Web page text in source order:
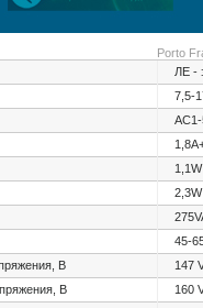
Porto
ЛЕ -
7,5-
АС1-
1,1W
2,3W
45-
В
147
В
160